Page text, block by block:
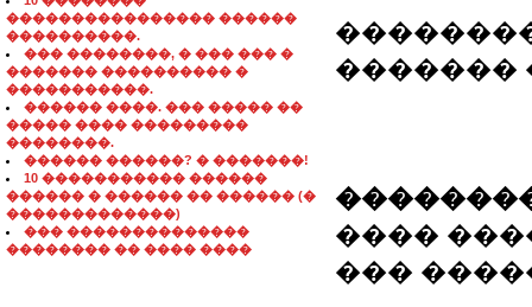
���������������� ������
����������.
��� ��������, � ��� ��� �
������� ���������� �
�����������.
������ ����. ��� ����� ��
����� ���� ���������
��������.
������ ������? � �������!
10 ����������� ������
������ � ������ �� ������ (�
�������������)
��� ��������������
�������� �� ���� ����
�������
����
���